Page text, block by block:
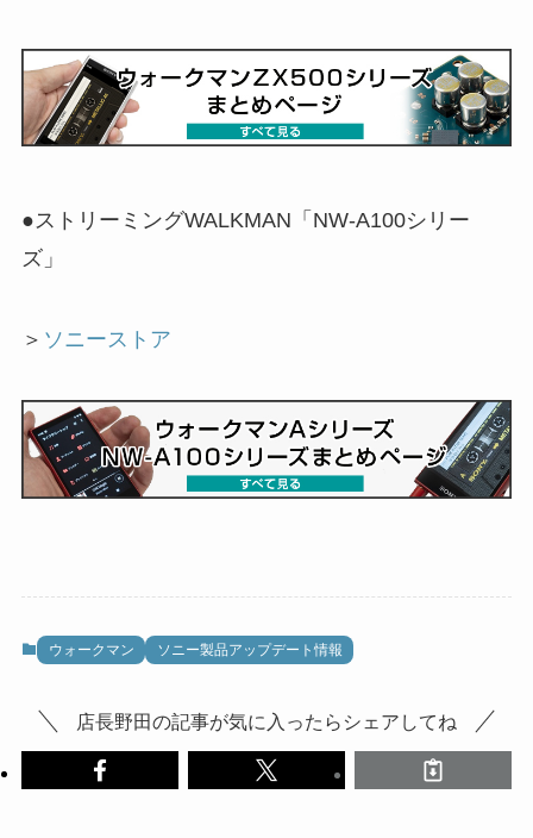
●ストリーミングWALKMAN「NW-A100シリー
ズ」
＞ ソニーストア
ウォークマン ソニー製品アップデート情報
店長野田の記事が気に入ったらシェアしてね